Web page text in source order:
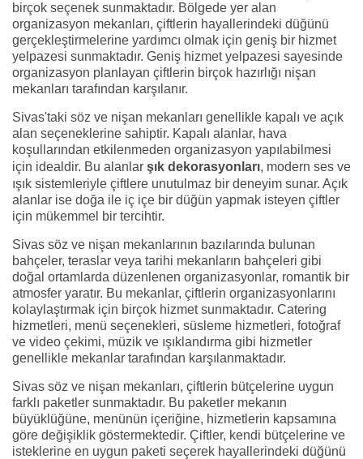
birçok seçenek sunmaktadır. Bölgede yer alan
organizasyon mekanları, çiftlerin hayallerindeki düğünü
gerçekleştirmelerine yardımcı olmak için geniş bir hizmet
yelpazesi sunmaktadır. Geniş hizmet yelpazesi sayesinde
organizasyon planlayan çiftlerin birçok hazırlığı nişan
mekanları tarafından karşılanır.
Sivas'taki söz ve nişan mekanları genellikle kapalı ve açık
alan seçeneklerine sahiptir. Kapalı alanlar, hava
koşullarından etkilenmeden organizasyon yapılabilmesi
için idealdir. Bu alanlar şık dekorasyonları, modern ses ve
ışık sistemleriyle çiftlere unutulmaz bir deneyim sunar. Açık
alanlar ise doğa ile iç içe bir düğün yapmak isteyen çiftler
için mükemmel bir tercihtir.
Sivas söz ve nişan mekanlarının bazılarında bulunan
bahçeler, teraslar veya tarihi mekanların bahçeleri gibi
doğal ortamlarda düzenlenen organizasyonlar, romantik bir
atmosfer yaratır. Bu mekanlar, çiftlerin organizasyonlarını
kolaylaştırmak için birçok hizmet sunmaktadır. Catering
hizmetleri, menü seçenekleri, süsleme hizmetleri, fotoğraf
ve video çekimi, müzik ve ışıklandırma gibi hizmetler
genellikle mekanlar tarafından karşılanmaktadır.
Sivas söz ve nişan mekanları, çiftlerin bütçelerine uygun
farklı paketler sunmaktadır. Bu paketler mekanın
büyüklüğüne, menünün içeriğine, hizmetlerin kapsamına
göre değişiklik göstermektedir. Çiftler, kendi bütçelerine ve
isteklerine en uygun paketi seçerek hayallerindeki düğünü